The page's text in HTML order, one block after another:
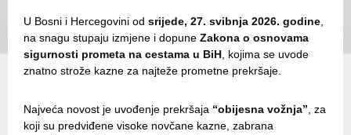
U Bosni i Hercegovini od srijede, 27. svibnja 2026. godine
na snagu stupaju izmjene i dopune Zakona o osnovama
sigurnosti prometa na cestama u BiH , kojima se uvode
znatno strože kazne za najteže prometne prekršaje.
Najveća novost je uvođenje prekršaja “obijesna vožnja” , za
koji su predviđene visoke novčane kazne, zabrana